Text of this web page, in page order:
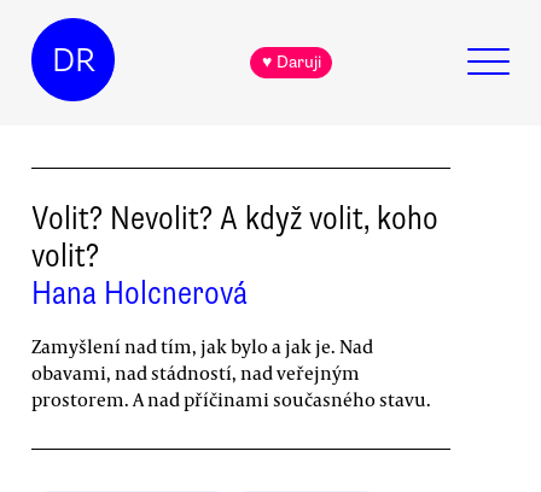
DR ♥ Daruji
Volit? Nevolit? A když volit, koho
volit?
Hana Holcnerová
Zamyšlení nad tím, jak bylo a jak je. Nad
obavami, nad stádností, nad veřejným
prostorem. A nad příčinami současného stavu.